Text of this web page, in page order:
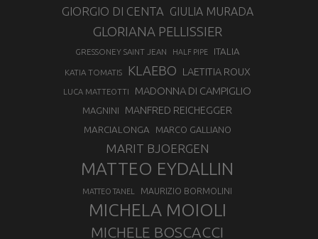
GIORGIO DI CENTA GIULIA MURADA
GLORIANA PELLISSIER
GRESSONEY SAINT JEAN HALF PIPE ITALIA
KATIA TOMATIS KLAEBO LAETITIA ROUX
LUCA MATTEOTTI MADONNA DI CAMPIGLIO
MAGNINI MANFRED REICHEGGER
MARCIALONGA MARCO GALLIANO
MARIT BJOERGEN
MATTEO EYDALLIN
MATTEO TANEL MAURIZIO BORMOLINI
MICHELA MOIOLI
MICHELE BOSCACCI